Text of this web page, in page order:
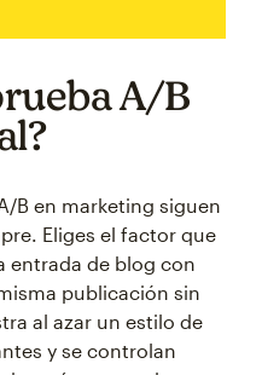
A/B
B en marketing siguen
Eliges el factor que
entrada de blog con
publicación sin
al azar un estilo de
y se controlan